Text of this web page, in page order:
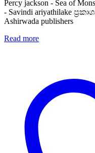
Percy jackson - Sea of
- Savindi ariyathilake
Ashirwada publishers
Read more